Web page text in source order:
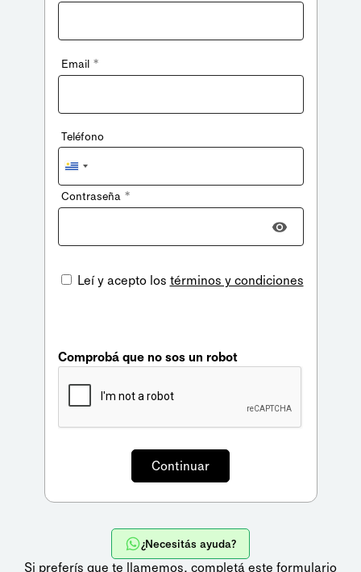
Email *
Teléfono
Uruguay
+598
Contraseña *
Leí y acepto los términos y condiciones
Comprobá que no sos un robot
¿Necesitás ayuda?
Si preferís que te llamemos, completá este formulario